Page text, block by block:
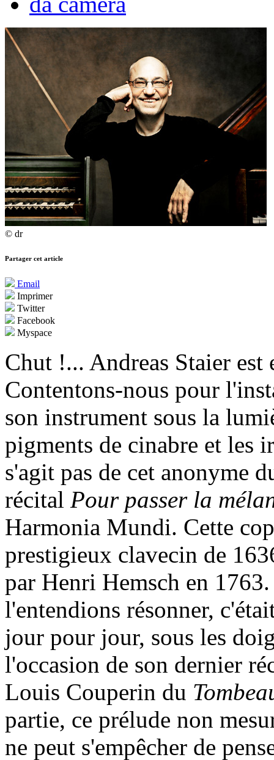
© dr
Partager cet article
Email
Imprimer
Twitter
Facebook
Myspace
Chut !... Andreas Staier est
Contentons-nous pour
son instrument sous la
pigments de cinabre et les
s'agit pas de cet anonyme
récital Pour passer la
Harmonia Mundi. Cette
prestigieux clavecin de
par Henri Hemsch en
l'entendions résonner,
jour pour jour, sous les
l'occasion de son dernier
Louis Couperin du
partie, ce prélude non
ne peut s'empêcher de